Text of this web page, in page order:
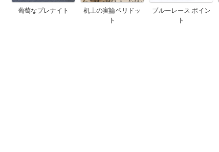
葡萄なプレナイト
机上の実論ペリドッ
ト
ブルーレース ポイン
ト